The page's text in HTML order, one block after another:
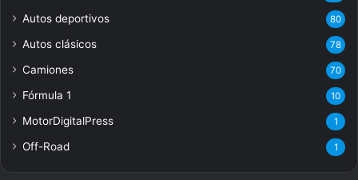
Autos deportivos 80
Autos clásicos 78
Camiones 70
Fórmula 1 10
MotorDigitalPress 1
Off-Road 1